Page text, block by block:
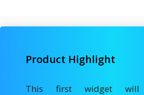
Product Highlight
This first widget